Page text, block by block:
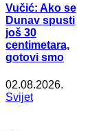
Vučić: Ako se
Dunav spusti
još 30
centimetara,
gotovi smo
02.08.2026.
Svijet